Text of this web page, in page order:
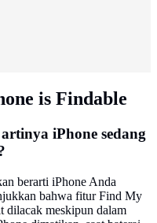
is Findable
iPhone sedang
berarti iPhone Anda
bahwa fitur Find My
dilacak meskipun dalam